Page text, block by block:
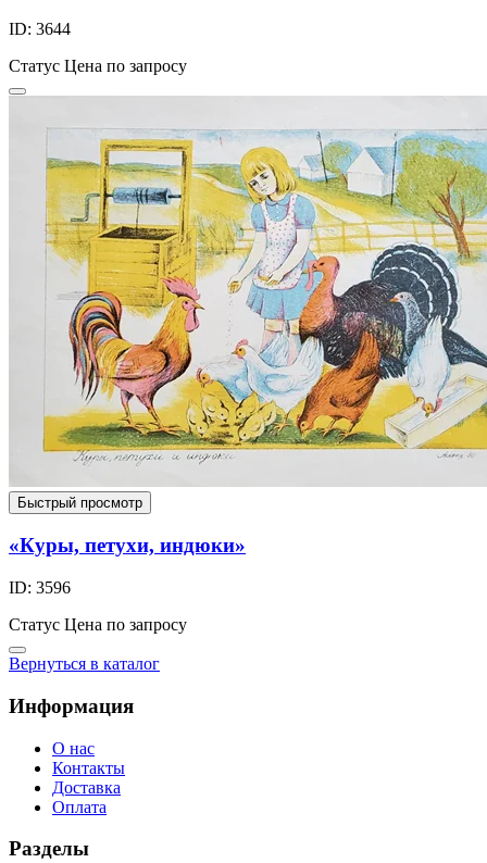
ID: 3644
Статус Цена по запросу
Быстрый просмотр
«Куры, петухи, индюки»
ID: 3596
Статус Цена по запросу
Вернуться в каталог
Информация
О нас
Контакты
Доставка
Оплата
Разделы